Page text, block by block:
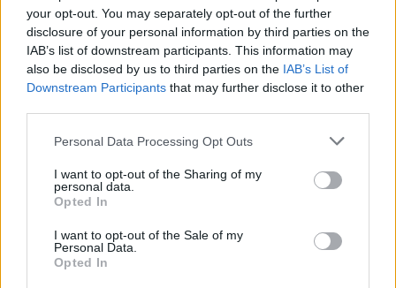
your opt-out. You may separately opt-out of the further
disclosure of your personal information by third parties on the
IAB’s list of downstream participants. This information may
also be disclosed by us to third parties on the IAB’s List of
Downstream Participants that may further disclose it to other
Personal Data Processing Opt Outs
I want to opt-out of the Sharing of my
personal data.
Opted In
I want to opt-out of the Sale of my
Personal Data.
Opted In